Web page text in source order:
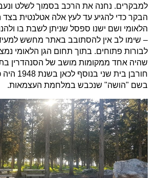
למבקרים. נחנה את הרכב בסמוך לשלט
הבקר כדי להגיע עד לעץ אלה אטלנטית בצד
הלאומי ושם ישנו ספסל שניתן לשבת בו
– שימו לב אין להסתובב באתר מחשש
לבורות פתוחים. בתוך תחום הגן הלאומי
שהיה אחד ממקומות מושב של הסנהדרין
חורבן בית
בשם "הושה" שנכבש במלחמת העצמאות.